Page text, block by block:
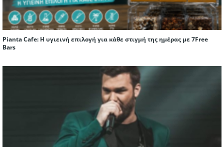
Pianta Cafe: Η υγιεινή επιλογή για κάθε στιγμή της ημέρας με 7Free
Bars